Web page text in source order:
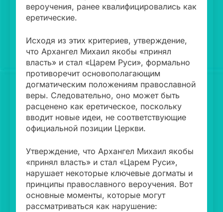
вероучения, ранее квалифицировались как
еретические.
Исходя из этих критериев, утверждение,
что Архангел Михаил якобы «принял
власть» и стал «Царем Руси», формально
противоречит основополагающим
догматическим положениям православной
веры. Следовательно, оно может быть
расценено как еретическое, поскольку
вводит новые идеи, не соответствующие
официальной позиции Церкви.
Утверждение, что Архангел Михаил якобы
«принял власть» и стал «Царем Руси»,
нарушает некоторые ключевые догматы и
принципы православного вероучения. Вот
основные моменты, которые могут
рассматриваться как нарушение: